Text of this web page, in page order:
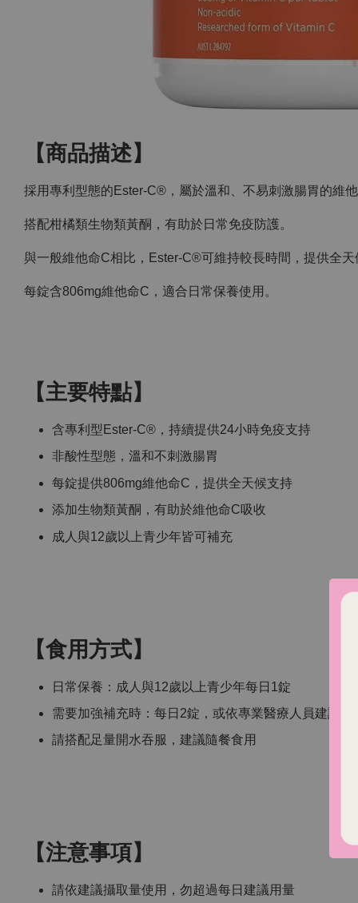
【商品描述】
採用專利型態的Ester-C®，屬於溫和、不易刺激腸胃的維
搭配柑橘類生物類黃酮，有助於日常免疫防護。
與一般維他命C相比，Ester-C®可維持較長時間，提供全天
每錠含806mg維他命C，適合日常保養使用。
【主要特點】
含專利型Ester-C®，持續提供24小時免疫支持
非酸性型態，溫和不刺激腸胃
每錠提供806mg維他命C，提供全天候支持
添加生物類黃酮，有助於維他命C吸收
成人與12歲以上青少年皆可補充
【食用方式】
日常保養：成人與12歲以上青少年每日1錠
需要加強補充時：每日2錠，或依專業醫療人員建議使
請搭配足量開水吞服，建議隨餐食用
【注意事項】
請依建議攝取量使用，勿超過每日建議用量